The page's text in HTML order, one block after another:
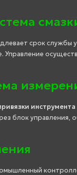
срок службы
Управление
инструмента
блок управления,